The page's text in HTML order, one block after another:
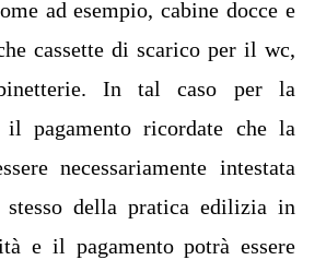
ad esempio, cabine docce e
cassette di scarico per il wc,
In tal caso per la
il pagamento ricordate che la
necessariamente intestata
stesso della pratica edilizia in
e il pagamento potrà essere